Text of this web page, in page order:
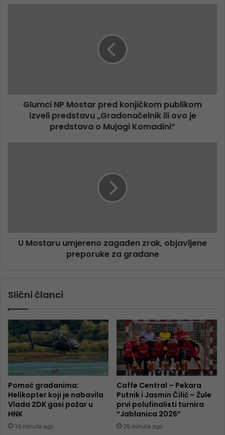
Glumci NP Mostar pred konjičkom publikom
izveli predstavu „Gradonačelnik ili ovo je
predstava o Mujagi Komadini“
U Mostaru umjereno zagađen zrak, objavljene
preporuke za građane
Slični članci
Pomoć građanima:
Helikopter koji je nabavila
Vlada ZDK gasi požar u
HNK
16 minuta ago
Caffe Central – Pekara
Putnik i Jasmin Čilić – Žule
prvi polufinalisti turnira
“Jablanica 2026”
26 minuta ago